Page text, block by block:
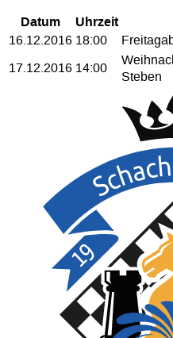
Datum Uhrzeit
16.12.2016 18:00
17.12.2016 14:00
Steben